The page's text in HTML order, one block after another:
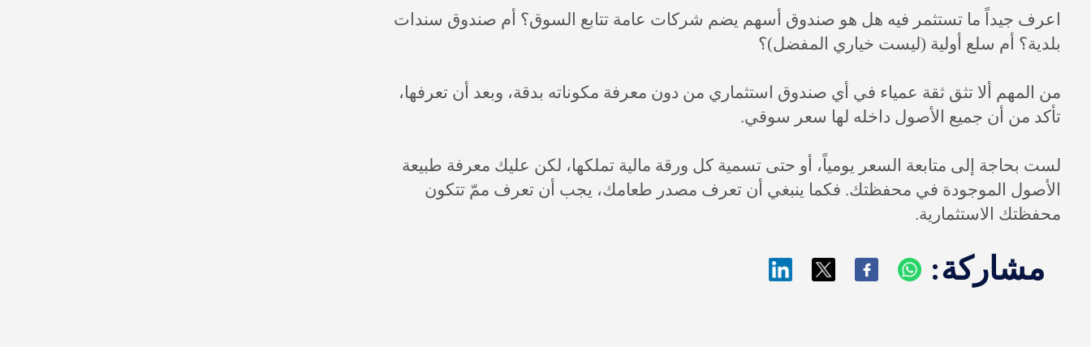
اعرف جيداً ما تستثمر فيه هل هو صندوق أسهم يضم شركات عامة تتابع السوق؟ أم صندوق سندات
بلدية؟ أم سلع أولية (ليست خياري المفضل)؟
من المهم ألا تثق ثقة عمياء في أي صندوق استثماري من دون معرفة مكوناته بدقة، وبعد أن تعرفها،
تأكد من أن جميع الأصول داخله لها سعر سوقي.
لست بحاجة إلى متابعة السعر يومياً، أو حتى تسمية كل ورقة مالية تملكها، لكن عليك معرفة طبيعة
الأصول الموجودة في محفظتك. فكما ينبغي أن تعرف مصدر طعامك، يجب أن تعرف ممّ تتكون
محفظتك الاستثمارية.
مشاركة: